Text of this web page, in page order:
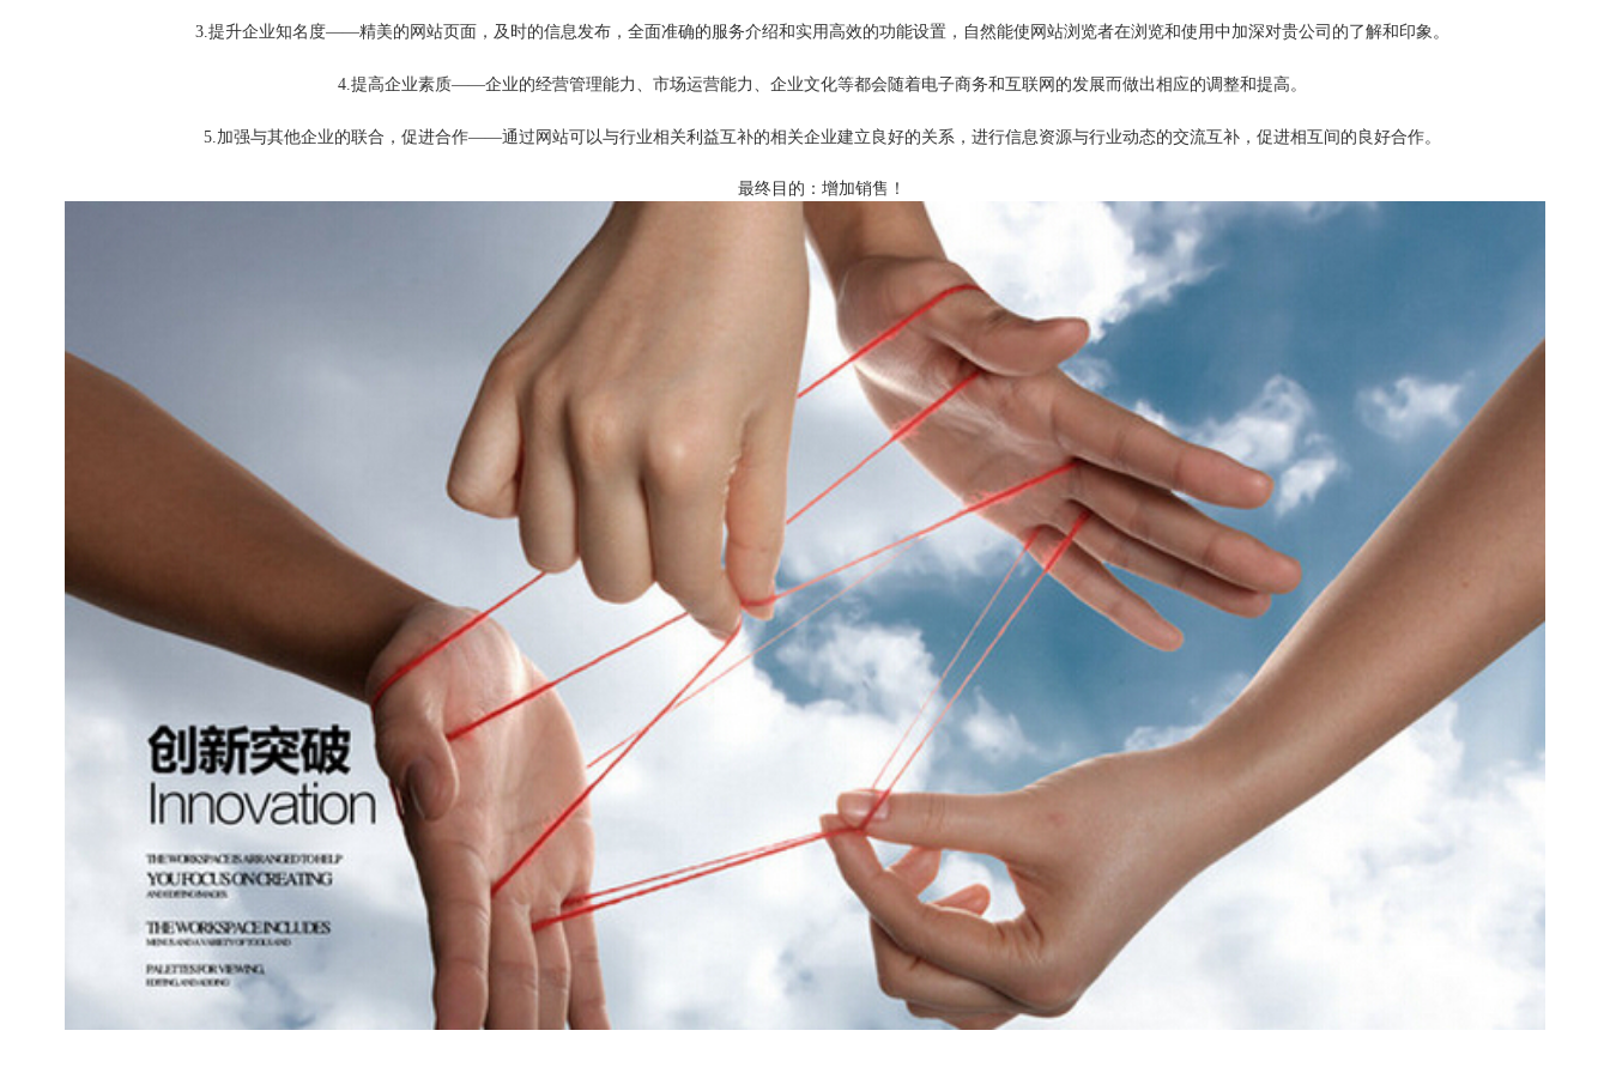
3.提升企业知名度——精美的网站页面，及时的信息发布，全面准确的服务介绍和实用高效的功能设置，自然能使网站浏览者在浏览和使用中加深对贵公司的了解和印象。
4.提高企业素质——企业的经营管理能力、市场运营能力、企业文化等都会随着电子商务和互联网的发展而做出相应的调整和提高。
5.加强与其他企业的联合，促进合作——通过网站可以与行业相关利益互补的相关企业建立良好的关系，进行信息资源与行业动态的交流互补，促进相互间的良好合作。
最终目的：增加销售！